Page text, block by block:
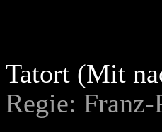
Tatort (Mit
Regie: